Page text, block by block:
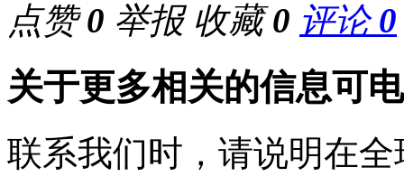
点赞0 举报 收藏0 评论0
关于更多相关的信息可
联系我们时，请说明在